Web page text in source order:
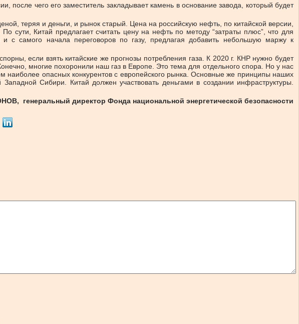
после чего его заместитель закладывает камень в основание завода, который будет
теряя и деньги, и рынок старый. Цена на российскую нефть, по китайской версии,
Китай предлагает считать цену на нефть по методу “затраты плюс”, что для
с самого начала переговоров по газу, предлагая добавить небольшую маржу к
если взять китайские же прогнозы потребления газа. К 2020 г. КНР нужно будет
многие похоронили наш газ в Европе. Это тема для отдельного спора. Но у нас
опасных конкурентов с европейского рынка. Основные же принципы наших
Сибири. Китай должен участвовать деньгами в создании инфраструктуры.
генеральный директор Фонда национальной энергетической безопасности